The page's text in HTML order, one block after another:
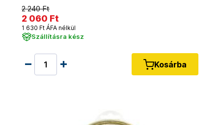
2 240 Ft
2 060 Ft
1 630 Ft ÁFA nélkül
Szállításra kész
Kosárba